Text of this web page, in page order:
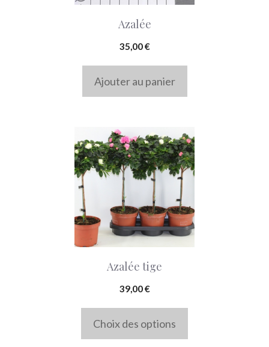
Azalée
35,00€
Ajouter au panier
Azalée tige
39,00€
Choix des options